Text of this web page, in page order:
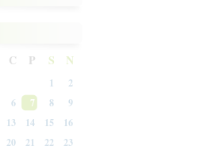
C P S N
1 2
6 7 8 9
13 14 15 16
20 21 22 23